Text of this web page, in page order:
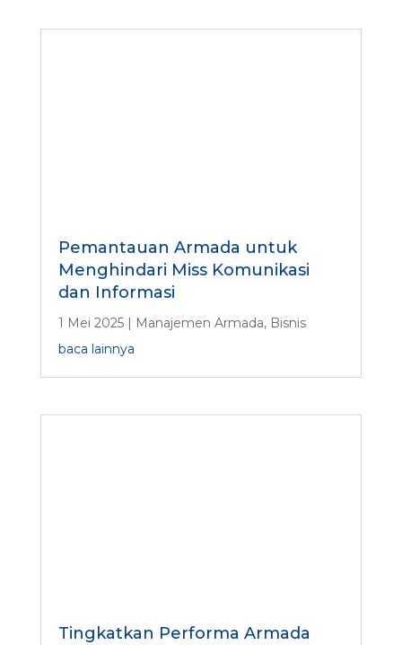
Pemantauan Armada untuk
Menghindari Miss Komunikasi
dan Informasi
1 Mei 2025| Manajemen Armada, Bisnis
baca lainnya
Tingkatkan Performa Armada